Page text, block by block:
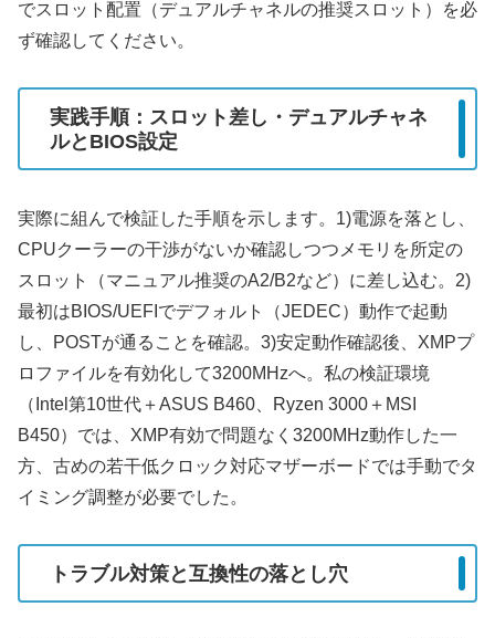
でスロット配置（デュアルチャネルの推奨スロット）を必
ず確認してください。
実践手順：スロット差し・デュアルチャネ
ルとBIOS設定
実際に組んで検証した手順を示します。1)電源を落とし、
CPUクーラーの干渉がないか確認しつつメモリを所定の
スロット（マニュアル推奨のA2/B2など）に差し込む。2)
最初はBIOS/UEFIでデフォルト（JEDEC）動作で起動
し、POSTが通ることを確認。3)安定動作確認後、XMPプ
ロファイルを有効化して3200MHzへ。私の検証環境
（Intel第10世代＋ASUS B460、Ryzen 3000＋MSI
B450）では、XMP有効で問題なく3200MHz動作した一
方、古めの若干低クロック対応マザーボードでは手動でタ
イミング調整が必要でした。
トラブル対策と互換性の落とし穴